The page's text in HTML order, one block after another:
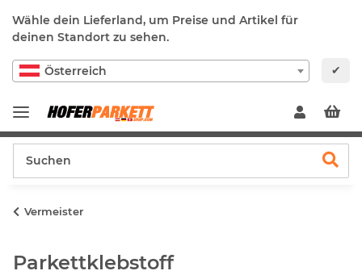
Wähle dein Lieferland, um Preise und Artikel für
deinen Standort zu sehen.
Österreich ✔
Vermeister
Parkettklebstoff